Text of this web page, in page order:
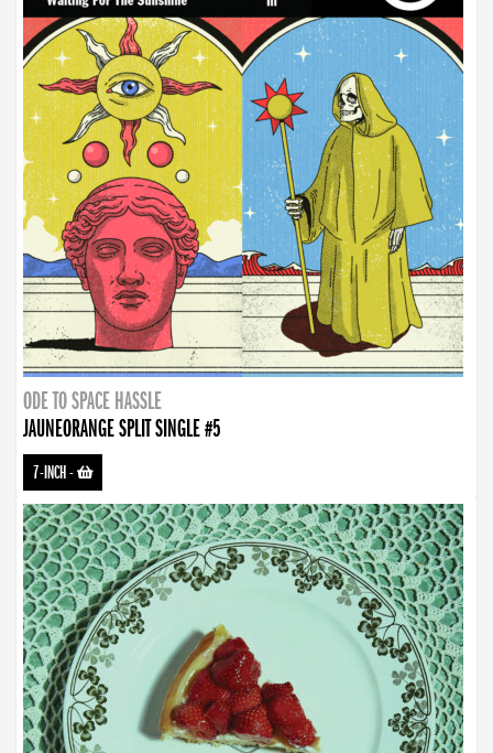
ODE TO SPACE HASSLE
JAUNEORANGE SPLIT SINGLE #5
7-INCH-